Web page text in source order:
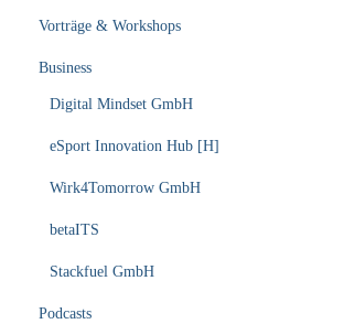
Vorträge & Workshops
Business
Digital Mindset GmbH
eSport Innovation Hub [H]
Wirk4Tomorrow GmbH
betaITS
Stackfuel GmbH
Podcasts